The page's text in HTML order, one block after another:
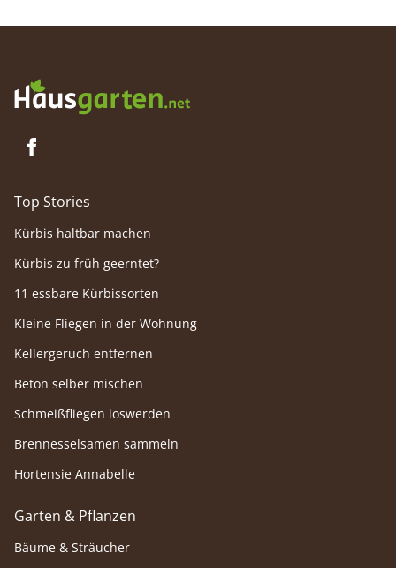
Top Stories
Kürbis haltbar machen
Kürbis zu früh geerntet?
11 essbare Kürbissorten
Kleine Fliegen in der Wohnung
Kellergeruch entfernen
Beton selber mischen
Schmeißfliegen loswerden
Brennesselsamen sammeln
Hortensie Annabelle
Garten & Pflanzen
Bäume & Sträucher